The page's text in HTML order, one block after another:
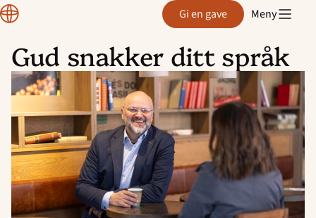
Hopp
til
innhold
Normisjon Gi en gave Meny
Gud snakker ditt språk